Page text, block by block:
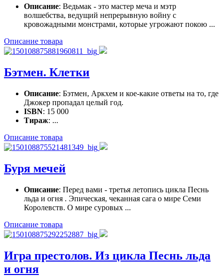
Описание: Ведьмак - это мастер меча и мэтр
волшебства, ведущий непрерывную войну с
кровожадными монстрами, которые угрожают покою ...
Описание товара
Бэтмен. Клетки
Описание: Бэтмен, Аркхем и кое-какие ответы на то, где
Джокер пропадал целый год.
ISBN: 15 000
Тираж: ...
Описание товара
Буря мечей
Описание: Перед вами - третья летопись цикла Песнь
льда и огня . Эпическая, чеканная сага о мире Семи
Королевств. О мире суровых ...
Описание товара
Игра престолов. Из цикла Песнь льда
и огня